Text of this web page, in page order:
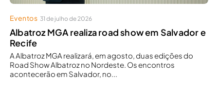
Eventos 31 de julho de 2026
Albatroz MGA realiza road show em Salvador e
Recife
A Albatroz MGA realizará, em agosto, duas edições do
Road Show Albatroz no Nordeste. Os encontros
acontecerão em Salvador, no...